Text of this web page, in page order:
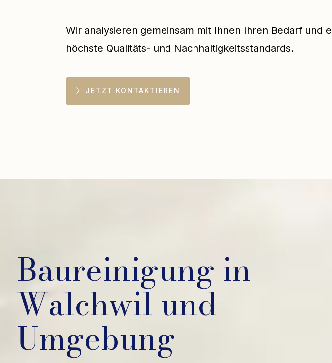
Wir analysieren gemeinsam mit Ihnen Ihren Bedarf und
höchste Qualitäts- und Nachhaltigkeitsstandards.
JETZT KONTAKTIEREN
Baureinigung in
Walchwil und
Umgebung